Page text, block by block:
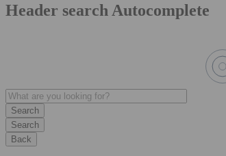
Header search Autocomplete
Search
Back